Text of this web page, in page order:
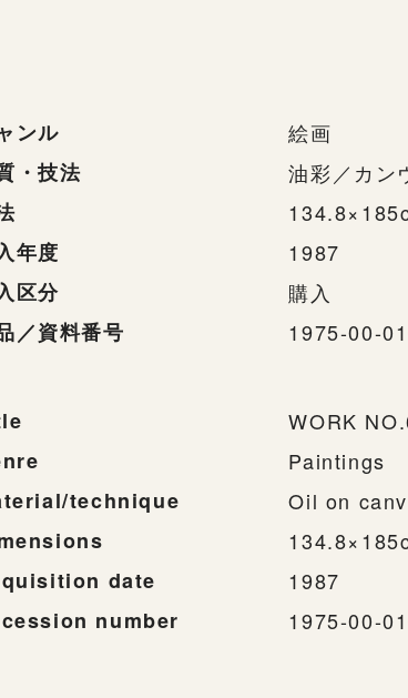
ンル
絵画
・技法
油彩／カン
年度
1987
区分
購入
／資料番号
1975-00-
WORK
Paintings
technique
Oil on
date
1987
number
1975-00-